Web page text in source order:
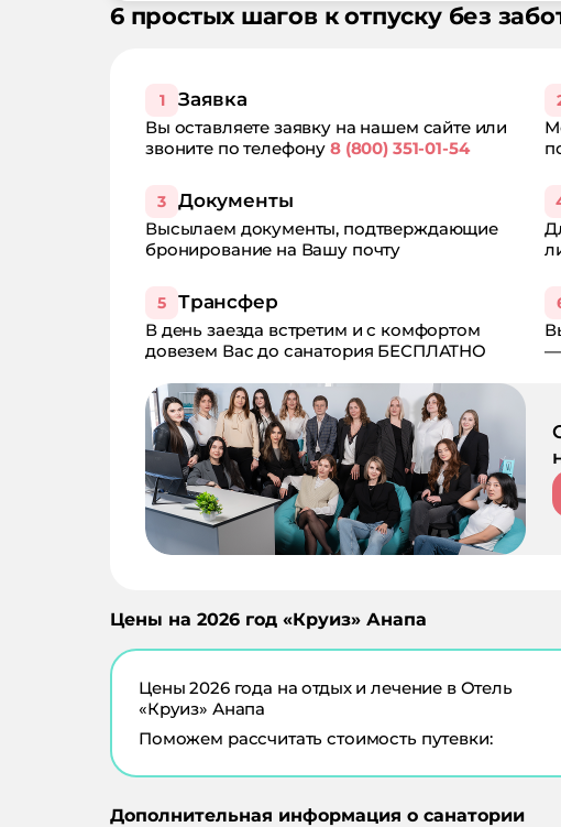
6 простых шагов к отпуску без
1 Заявка
Вы оставляете заявку на нашем сайте или
звоните по телефону8 (800) 351-01-54
3 Документы
Высылаем документы, подтверждающие
бронирование на Вашу почту
5 Трансфер
В день заезда встретим и с комфортом
довезем Вас до санатория БЕСПЛАТНО
—
Цены на 2026 год «Круиз» Анапа
Цены2026года на отдых и лечение в Отель
«Круиз» Анапа
Поможем рассчитать стоимость путевки:
Дополнительная информация о санатории